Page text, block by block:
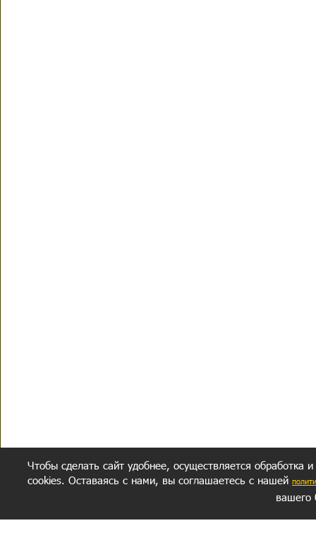
Чтобы сделать сайт удобнее, осуществляется обработка
cookies. Оставаясь с нами, вы соглашаетесь с нашей
вашего